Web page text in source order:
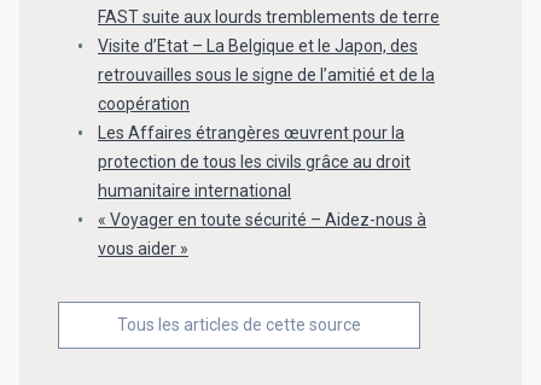
FAST suite aux lourds tremblements de terre
Visite d’Etat – La Belgique et le Japon, des
retrouvailles sous le signe de l’amitié et de la
coopération
Les Affaires étrangères œuvrent pour la
protection de tous les civils grâce au droit
humanitaire international
« Voyager en toute sécurité – Aidez-nous à
vous aider »
Tous les articles de cette source